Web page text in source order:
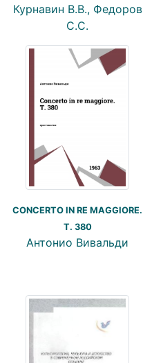
Курнавин В.В., Федоров
С.С.
CONCERTO IN RE MAGGIORE.
T. 380
Антонио Вивальди